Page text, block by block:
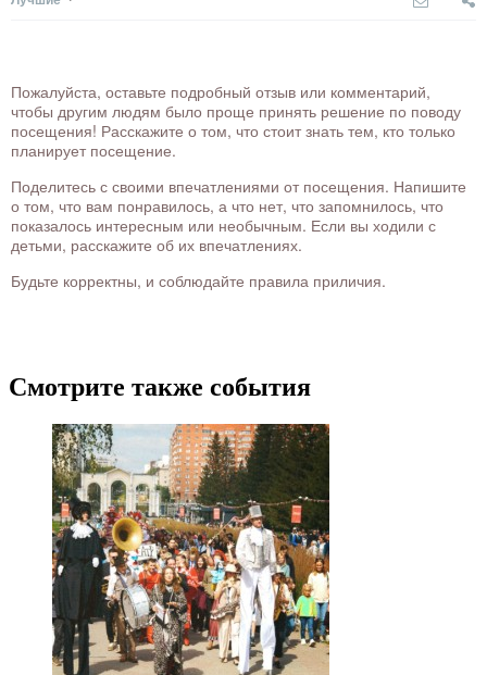
Пожалуйста, оставьте подробный отзыв или комментарий,
чтобы другим людям было проще принять решение по поводу
посещения! Расскажите о том, что стоит знать тем, кто только
планирует посещение.
Поделитесь с своими впечатлениями от посещения. Напишите
о том, что вам понравилось, а что нет, что запомнилось, что
показалось интересным или необычным. Если вы ходили с
детьми, расскажите об их впечатлениях.
Будьте корректны, и соблюдайте правила приличия.
Смотрите также события